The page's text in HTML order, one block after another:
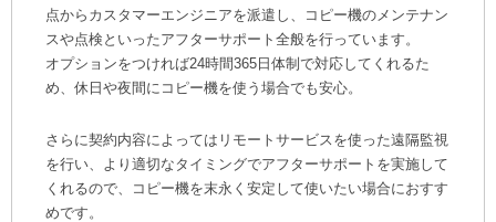
点からカスタマーエンジニアを派遣し、コピー機のメンテナン
スや点検といったアフターサポート全般を行っています。
オプションをつければ24時間365日体制で対応してくれるた
め、休日や夜間にコピー機を使う場合でも安心。
さらに契約内容によってはリモートサービスを使った遠隔監視
を行い、より適切なタイミングでアフターサポートを実施して
くれるので、コピー機を末永く安定して使いたい場合におすす
めです。